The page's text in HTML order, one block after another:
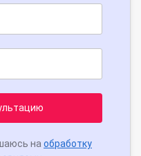
на обработку